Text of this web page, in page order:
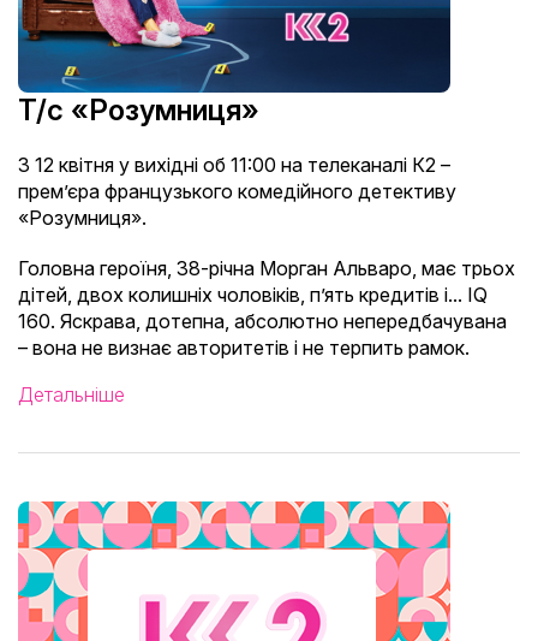
Т/с «Розумниця»
З 12 квітня у вихідні об 11:00 на телеканалі К2 –
прем’єра французького комедійного детективу
«Розумниця».
Головна героїня, 38-річна Морган Альваро, має трьох
дітей, двох колишніх чоловіків, п’ять кредитів і... IQ
160. Яскрава, дотепна, абсолютно непередбачувана
– вона не визнає авторитетів і не терпить рамок.
Детальніше